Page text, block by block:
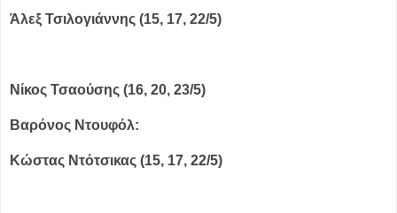
Άλεξ Τσιλογιάννης (15, 17, 22/5)
Nίκος Τσαούσης (16, 20, 23/5)
Βαρόνος Ντουφόλ:
Κώστας Ντότσικας (15, 17, 22/5)